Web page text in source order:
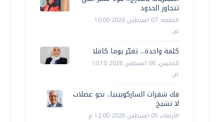
تتجاوز الحدود
الجمعة، 07 اغسطس 2026 10:00
ص
كلمة واحدة... تغيّر يوما كاملا
الخميس، 06 اغسطس 2026 10:10
ص
فك شفرات الساركوبينيا.. نحو عضلات
لا تشيخ
الأربعاء، 05 اغسطس 2026 12:00 م